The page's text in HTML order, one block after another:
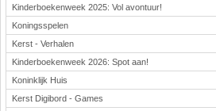
Kinderboekenweek 2025: Vol avontuur!
Koningsspelen
Kerst - Verhalen
Kinderboekenweek 2026: Spot aan!
Koninklijk Huis
Kerst Digibord - Games